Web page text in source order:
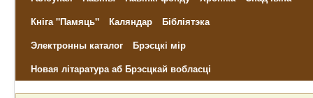
Кніга "Памяць"
Каляндар
Бібліятэка
Электронны каталог
Брэсцкі мір
Новая літаратура аб Брэсцкай вобласці